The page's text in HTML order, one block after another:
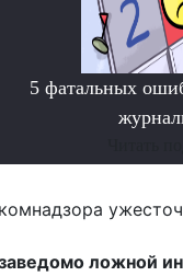
5 фатальных
ложной